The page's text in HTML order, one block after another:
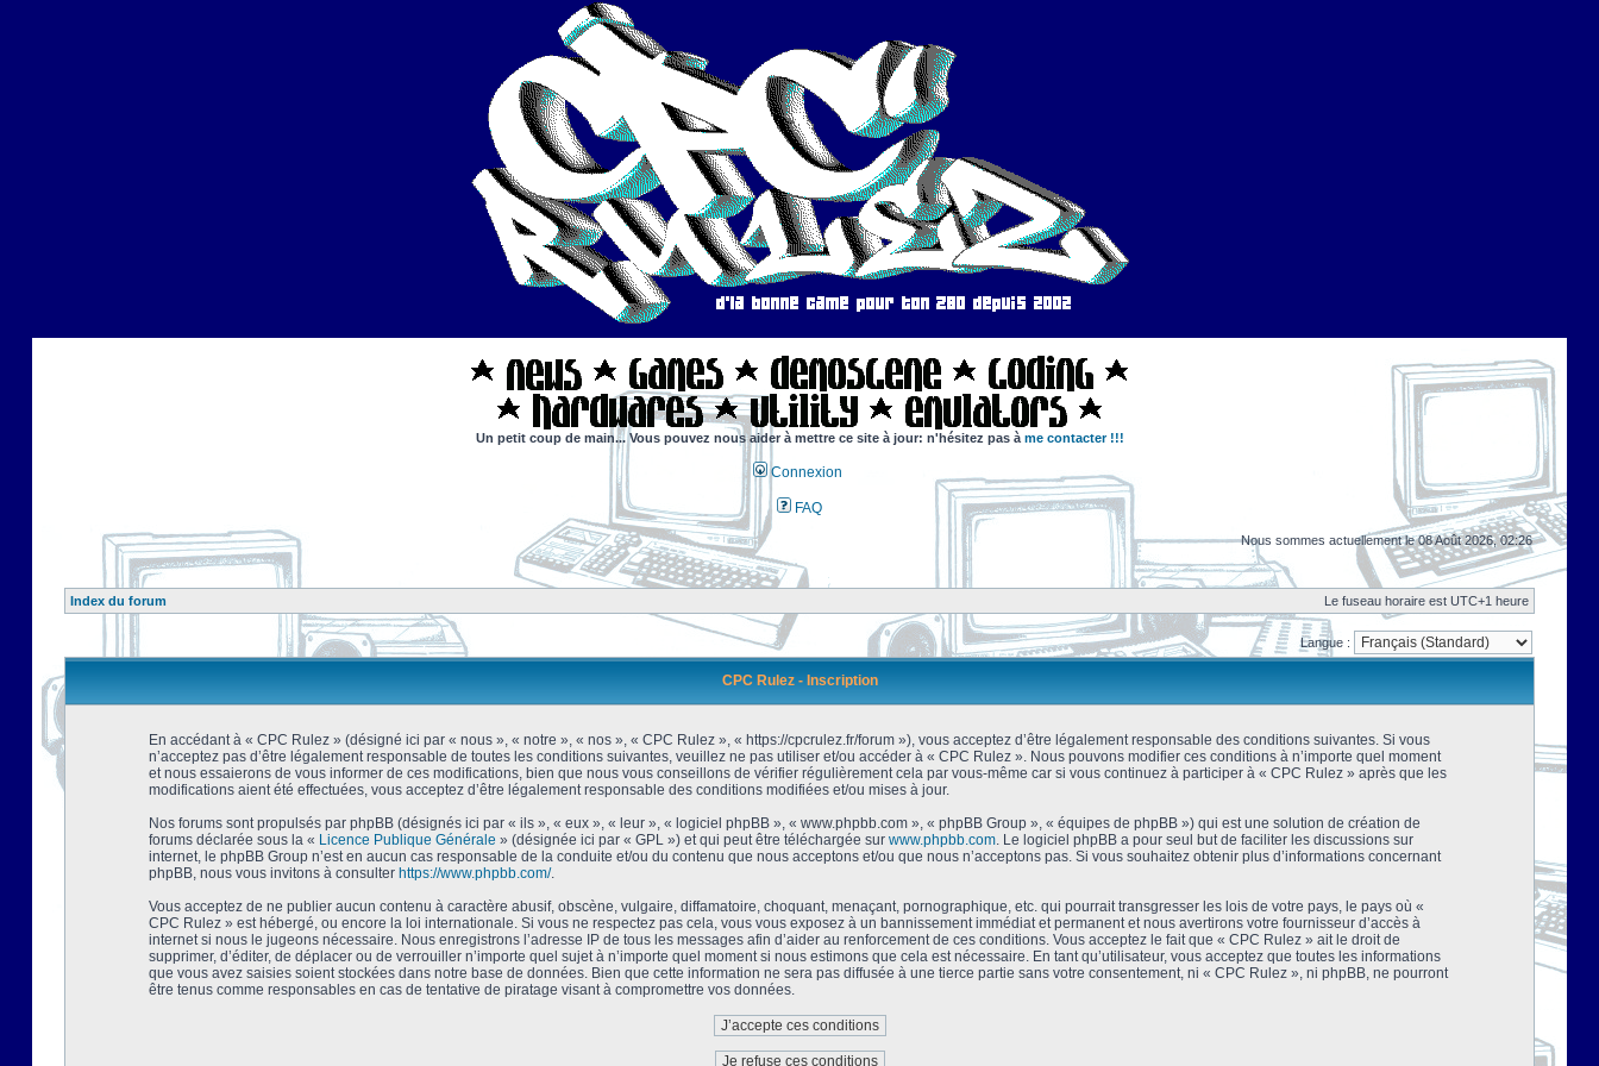
Un petit coup de main... Vous pouvez nous aider à mettre ce site à jour: n'hésitez pas à me contacter !!!
Connexion
FAQ
Nous sommes actuellement le 08 Août 2026, 02:26
Index du forum Le fuseau horaire est UTC+1 heure
Langue :
CPC Rulez - Inscription
En accédant à « CPC Rulez » (désigné ici par « nous », « notre », « nos », « CPC Rulez », « https://cpcrulez.fr/forum »), vous acceptez d’être légalement responsable des conditions suivantes. Si vous
n’acceptez pas d’être légalement responsable de toutes les conditions suivantes, veuillez ne pas utiliser et/ou accéder à « CPC Rulez ». Nous pouvons modifier ces conditions à n’importe quel moment
et nous essaierons de vous informer de ces modifications, bien que nous vous conseillons de vérifier régulièrement cela par vous-même car si vous continuez à participer à « CPC Rulez » après que les
modifications aient été effectuées, vous acceptez d’être légalement responsable des conditions modifiées et/ou mises à jour.
Nos forums sont propulsés par phpBB (désignés ici par « ils », « eux », « leur », « logiciel phpBB », « www.phpbb.com », « phpBB Group », « équipes de phpBB ») qui est une solution de création de
forums déclarée sous la « Licence Publique Générale » (désignée ici par « GPL ») et qui peut être téléchargée sur www.phpbb.com. Le logiciel phpBB a pour seul but de faciliter les discussions sur
internet, le phpBB Group n’est en aucun cas responsable de la conduite et/ou du contenu que nous acceptons et/ou que nous n’acceptons pas. Si vous souhaitez obtenir plus d’informations concernant
phpBB, nous vous invitons à consulter https://www.phpbb.com/.
Vous acceptez de ne publier aucun contenu à caractère abusif, obscène, vulgaire, diffamatoire, choquant, menaçant, pornographique, etc. qui pourrait transgresser les lois de votre pays, le pays où «
CPC Rulez » est hébergé, ou encore la loi internationale. Si vous ne respectez pas cela, vous vous exposez à un bannissement immédiat et permanent et nous avertirons votre fournisseur d’accès à
internet si nous le jugeons nécessaire. Nous enregistrons l’adresse IP de tous les messages afin d’aider au renforcement de ces conditions. Vous acceptez le fait que « CPC Rulez » ait le droit de
supprimer, d’éditer, de déplacer ou de verrouiller n’importe quel sujet à n’importe quel moment si nous estimons que cela est nécessaire. En tant qu’utilisateur, vous acceptez que toutes les informations
que vous avez saisies soient stockées dans notre base de données. Bien que cette information ne sera pas diffusée à une tierce partie sans votre consentement, ni « CPC Rulez », ni phpBB, ne pourront
être tenus comme responsables en cas de tentative de piratage visant à compromettre vos données.